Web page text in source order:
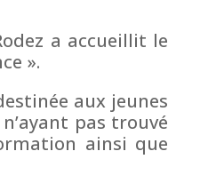
a accueillit le
».
aux jeunes
pas trouvé
ainsi que